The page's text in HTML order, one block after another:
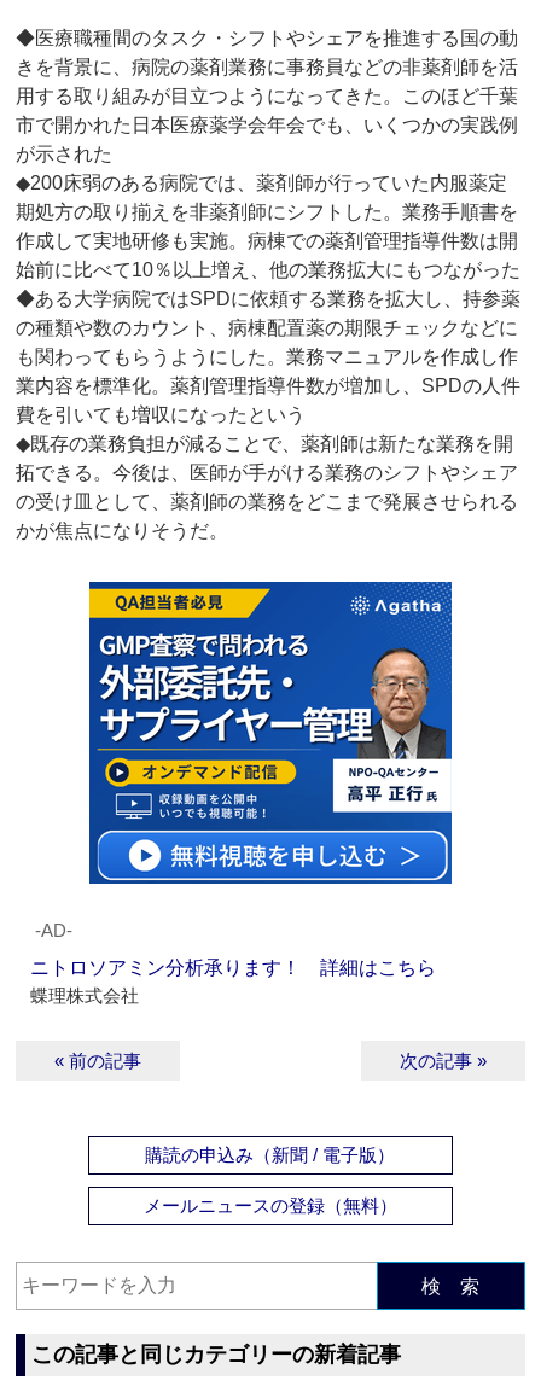
◆医療職種間のタスク・シフトやシェアを推進する国の動
きを背景に、病院の薬剤業務に事務員などの非薬剤師を活
用する取り組みが目立つようになってきた。このほど千葉
市で開かれた日本医療薬学会年会でも、いくつかの実践例
が示された
◆200床弱のある病院では、薬剤師が行っていた内服薬定
期処方の取り揃えを非薬剤師にシフトした。業務手順書を
作成して実地研修も実施。病棟での薬剤管理指導件数は開
始前に比べて10％以上増え、他の業務拡大にもつながった
◆ある大学病院ではSPDに依頼する業務を拡大し、持参薬
の種類や数のカウント、病棟配置薬の期限チェックなどに
も関わってもらうようにした。業務マニュアルを作成し作
業内容を標準化。薬剤管理指導件数が増加し、SPDの人件
費を引いても増収になったという
◆既存の業務負担が減ることで、薬剤師は新たな業務を開
拓できる。今後は、医師が手がける業務のシフトやシェア
の受け皿として、薬剤師の業務をどこまで発展させられる
かが焦点になりそうだ。
‐AD‐
ニトロソアミン分析承ります！ 詳細はこちら
蝶理株式会社
« 前の記事 次の記事 »
購読の申込み（新聞 / 電子版）
メールニュースの登録（無料）
検 索
この記事と同じカテゴリーの新着記事